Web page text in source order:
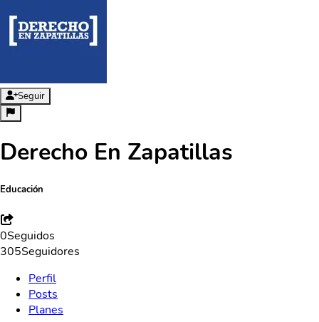
Seguir
Derecho En Zapatillas
Educación
0Seguidos
305Seguidores
Perfil
Posts
Planes